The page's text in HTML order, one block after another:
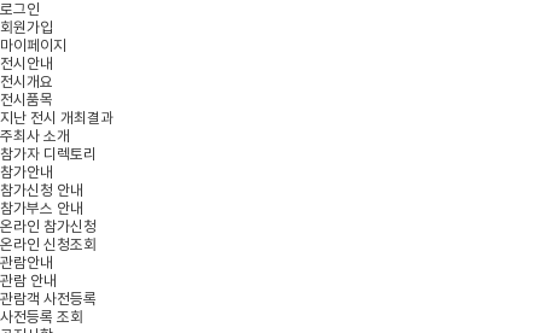
로그인
회원가입
마이페이지
전시안내
전시개요
전시품목
지난 전시 개최결과
주최사 소개
참가자 디렉토리
참가안내
참가신청 안내
참가부스 안내
온라인 참가신청
온라인 신청조회
관람안내
관람 안내
관람객 사전등록
사전등록 조회